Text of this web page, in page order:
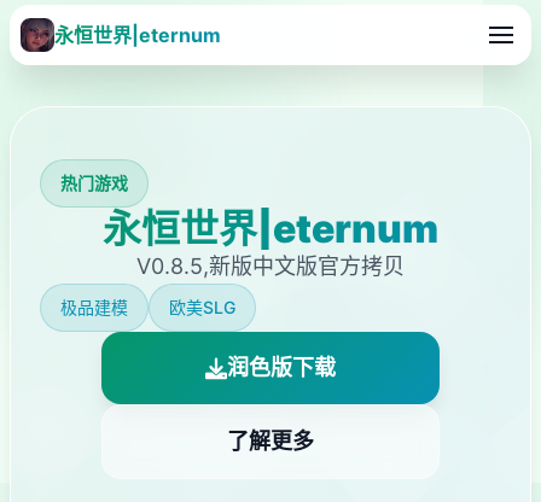
永恒世界|eternum
热门游戏
永恒世界|eternum
V0.8.5,新版中文版官方拷贝
极品建模 欧美SLG
润色版下载
了解更多